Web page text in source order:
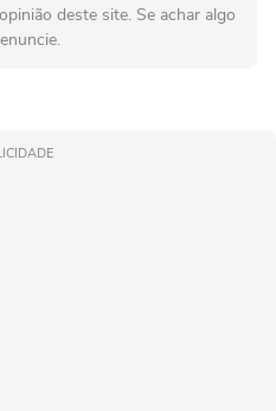
deste site. Se achar algo